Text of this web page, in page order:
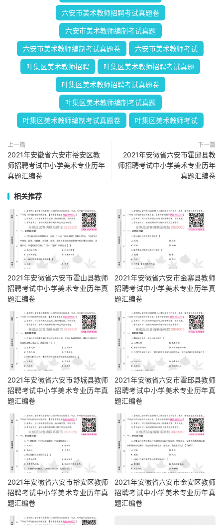
六安市美术教师招聘考试真题卷
六安市美术教师编制考试真题
六安市美术教师编制考试真题卷 六安市美术教师考试
叶集区美术教师招聘 叶集区美术教师招聘考试真题
叶集区美术教师招聘考试真题卷
叶集区美术教师编制考试真题
叶集区美术教师编制考试真题卷 叶集区美术教师考试
上一篇
2021年安徽省六安市裕安区教
师招聘考试中小学美术专业历年
真题汇编卷
下一篇
2021年安徽省六安市霍邱县教
师招聘考试中小学美术专业历年
真题汇编卷
相关推荐
2021年安徽省六安市霍山县教师
招聘考试中小学美术专业历年真
题汇编卷
2021年安徽省六安市金寨县教师
招聘考试中小学美术专业历年真
题汇编卷
2021年安徽省六安市舒城县教师
招聘考试中小学美术专业历年真
题汇编卷
2021年安徽省六安市霍邱县教师
招聘考试中小学美术专业历年真
题汇编卷
2021年安徽省六安市裕安区教师
招聘考试中小学美术专业历年真
题汇编卷
2021年安徽省六安市金安区教师
招聘考试中小学美术专业历年真
题汇编卷